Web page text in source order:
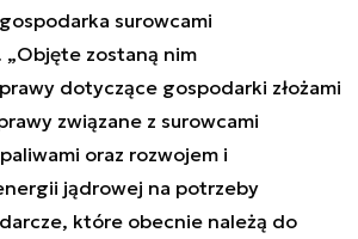
surowcami
zostaną nim
dotyczące gospodarki złożami
związane z surowcami
oraz rozwojem i
jądrowej na potrzeby
które obecnie należą do